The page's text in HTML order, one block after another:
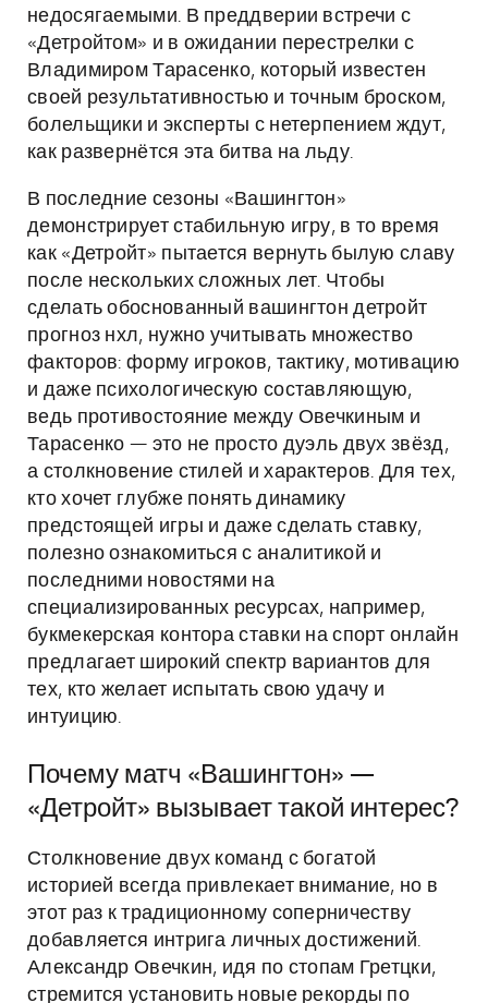
недосягаемыми. В преддверии встречи с
«Детройтом» и в ожидании перестрелки с
Владимиром Тарасенко, который известен
своей результативностью и точным броском,
болельщики и эксперты с нетерпением ждут,
как развернётся эта битва на льду.
В последние сезоны «Вашингтон»
демонстрирует стабильную игру, в то время
как «Детройт» пытается вернуть былую славу
после нескольких сложных лет. Чтобы
сделать обоснованный вашингтон детройт
прогноз нхл, нужно учитывать множество
факторов: форму игроков, тактику, мотивацию
и даже психологическую составляющую,
ведь противостояние между Овечкиным и
Тарасенко — это не просто дуэль двух звёзд,
а столкновение стилей и характеров. Для тех,
кто хочет глубже понять динамику
предстоящей игры и даже сделать ставку,
полезно ознакомиться с аналитикой и
последними новостями на
специализированных ресурсах, например,
букмекерская контора ставки на спорт онлайн
предлагает широкий спектр вариантов для
тех, кто желает испытать свою удачу и
интуицию.
Почему матч «Вашингтон» —
«Детройт» вызывает такой интерес?
Столкновение двух команд с богатой
историей всегда привлекает внимание, но в
этот раз к традиционному соперничеству
добавляется интрига личных достижений.
Александр Овечкин, идя по стопам Гретцки,
стремится установить новые рекорды по